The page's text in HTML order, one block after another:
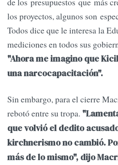
los proyectos, algunos son
Todos dice que le interesa la
mediciones en todos sus
"Ahora me imagino que
una narcocapacitación".
Sin embargo, para el cierre
rebotó entre su tropa.
que volvió el dedito
kirchnerismo no cambió.
más de lo mismo", dijo